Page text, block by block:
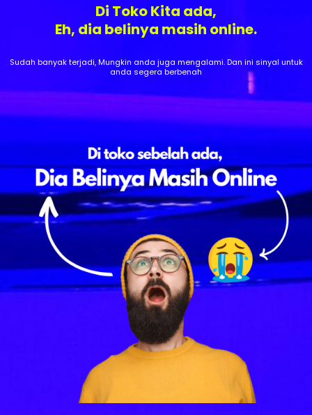
Di Toko Kita ada,
Eh, dia belinya masih online.
Sudah banyak terjadi, Mungkin anda juga mengalami. Dan ini sinyal untuk
anda segera berbenah